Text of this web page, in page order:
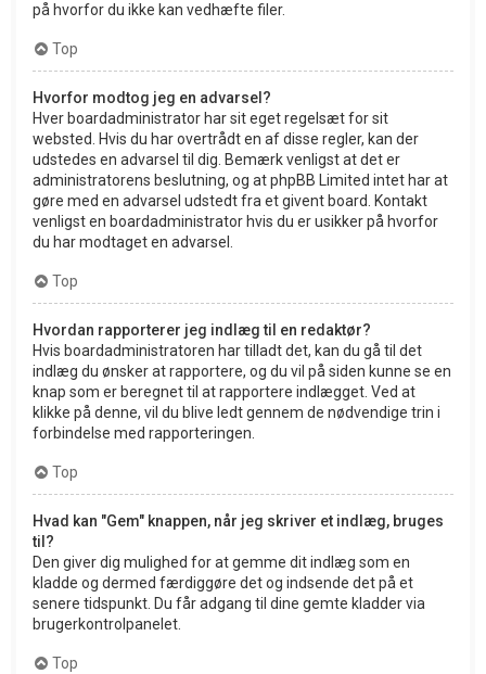
på hvorfor du ikke kan vedhæfte filer.
Top
Hvorfor modtog jeg en advarsel?
Hver boardadministrator har sit eget regelsæt for sit
websted. Hvis du har overtrådt en af disse regler, kan der
udstedes en advarsel til dig. Bemærk venligst at det er
administratorens beslutning, og at phpBB Limited intet har at
gøre med en advarsel udstedt fra et givent board. Kontakt
venligst en boardadministrator hvis du er usikker på hvorfor
du har modtaget en advarsel.
Top
Hvordan rapporterer jeg indlæg til en redaktør?
Hvis boardadministratoren har tilladt det, kan du gå til det
indlæg du ønsker at rapportere, og du vil på siden kunne se en
knap som er beregnet til at rapportere indlægget. Ved at
klikke på denne, vil du blive ledt gennem de nødvendige trin i
forbindelse med rapporteringen.
Top
Hvad kan "Gem" knappen, når jeg skriver et indlæg, bruges
til?
Den giver dig mulighed for at gemme dit indlæg som en
kladde og dermed færdiggøre det og indsende det på et
senere tidspunkt. Du får adgang til dine gemte kladder via
brugerkontrolpanelet.
Top